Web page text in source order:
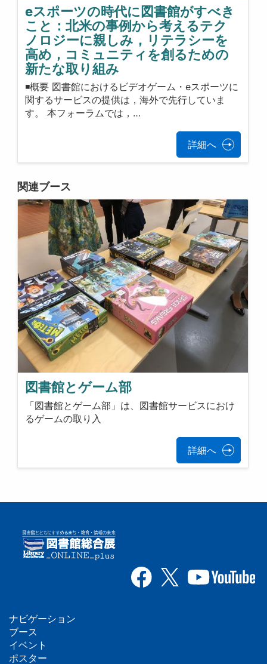
eスポーツの時代に図書館がすべき
こと：北米の事例から考えるテク
ノロジーに親しみ，リテラシーを
高め，コミュニティを創るための
新たな取り組み
◾️概要 図書館におけるビデオゲーム・eスポーツに
関するサービスの提供は，海外で先行していま
す。 本フォーラムでは，…
詳細へ
関連ブース
図書館とゲーム部
「図書館とゲーム部」は、図書館サービスにおけ
るゲームの取り入
詳細へ
フ
ナビゲーション
ブース
イベント
ポスター